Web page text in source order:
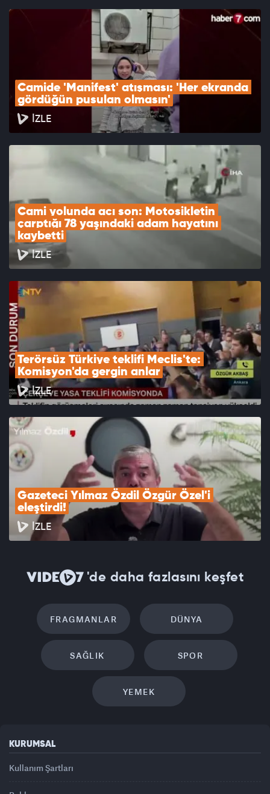
Camide 'Manifest' atışması: 'Her ekranda
gördüğün pusulan olmasın'
İZLE
Cami yolunda acı son: Motosikletin
çarptığı 78 yaşındaki adam hayatını
kaybetti
İZLE
Terörsüz Türkiye teklifi Meclis'te:
Komisyon'da gergin anlar
İZLE
Gazeteci Yılmaz Özdil Özgür Özel'i
eleştirdi!
İZLE
'de daha fazlasını keşfet
FRAGMANLAR DÜNYA
SAĞLIK SPOR
YEMEK
KURUMSAL
Kullanım Şartları